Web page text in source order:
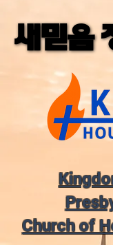
새믿음
새믿음
Church of